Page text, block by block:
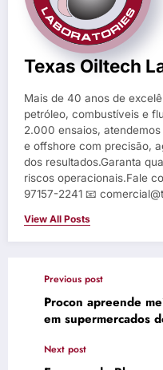
Texas Oiltech
Mais de 40 anos de
petróleo, combustíveis e
2.000 ensaios,
e offshore com precisão,
dos resultados.Garanta
riscos operacionais.Fale
97157-2241 📧
View All Posts
Previous post
Procon apreende
em supermercados
Next post